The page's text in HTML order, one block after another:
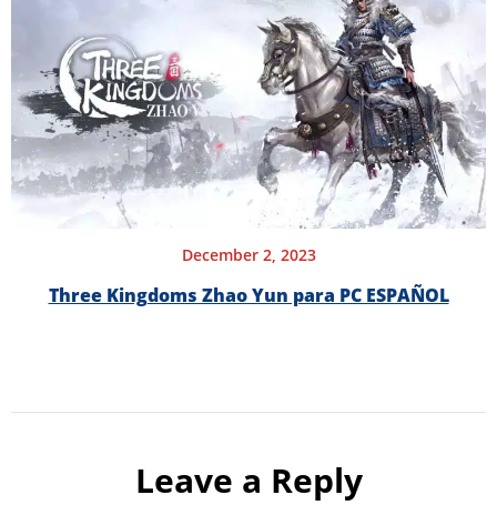
December 2, 2023
Three Kingdoms Zhao Yun para PC ESPAÑOL
Leave a Reply